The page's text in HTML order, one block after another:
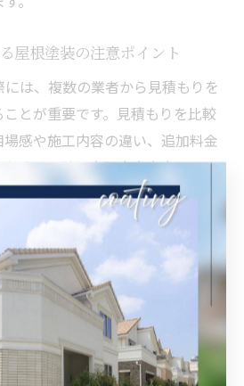
屋根塗装の注意ポイント
は、複数の業者から見積もりを
とが重要です。見積もりを比較
感や施工内容の違い、追加料金
ます。特に大阪府大東市では、
見積もりに含まれる作業内容が
意が必要です。
ックしたいポイントは、塗料の種
理費用、足場代、保証内容などで
もりの場合、下地処理や細かな
いることがあります。また、見積
から発生し、最終的な支払額が